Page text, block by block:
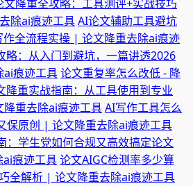
文降重全攻略：工具测评+实战技巧
除ai痕迹工具AI论文辅助工具避坑
全流程实操 | 论文降重去除ai痕迹
略：从入门到避坑，一篇讲透2026
痕迹工具论文重复率怎么改低 - 降
降重实战指南：从工具使用到专业
重去除ai痕迹工具AI写作工具怎么
保原创 | 论文降重去除ai痕迹工具
：学生党如何合规又高效搞定论文
痕迹工具论文AIGC检测率多少算
全解析 | 论文降重去除ai痕迹工具